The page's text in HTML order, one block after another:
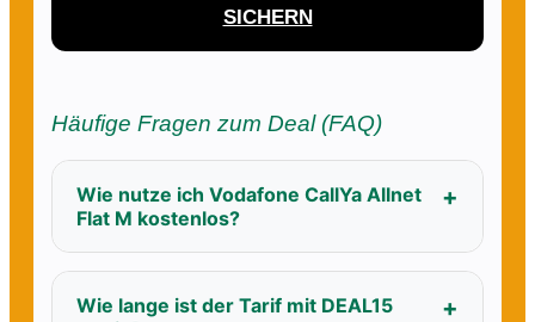
SICHERN
Häufige Fragen zum Deal (FAQ)
Wie nutze ich Vodafone CallYa Allnet
Flat M kostenlos?
Wie lange ist der Tarif mit DEAL15